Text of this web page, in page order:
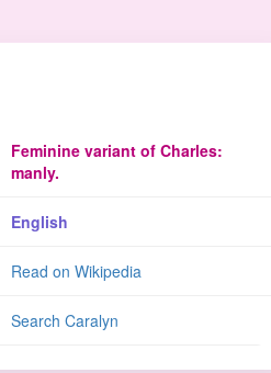
Feminine variant of Charles:
manly.
English
Read on Wikipedia
Search Caralyn